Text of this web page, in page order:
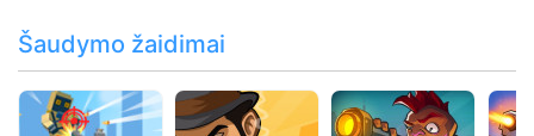
Šaudymo žaidimai